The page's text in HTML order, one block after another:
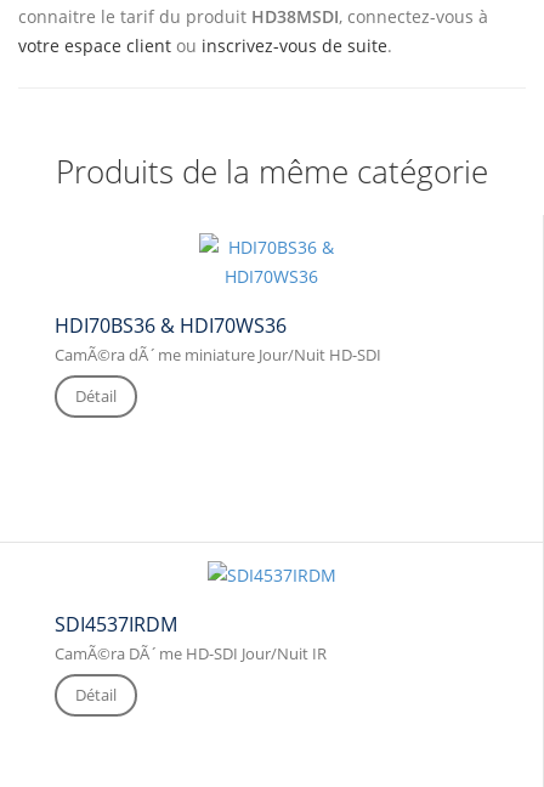
connaitre le tarif du produit HD38MSDI, connectez-vous à
votre espace client ou inscrivez-vous de suite.
Produits de la même catégorie
HDI70BS36 & HDI70WS36
CamÃ©ra dÃ´me miniature Jour/Nuit HD-SDI
Détail
SDI4537IRDM
CamÃ©ra DÃ´me HD-SDI Jour/Nuit IR
Détail